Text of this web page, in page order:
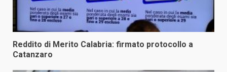
Reddito di Merito Calabria: firmato protocollo a
Catanzaro